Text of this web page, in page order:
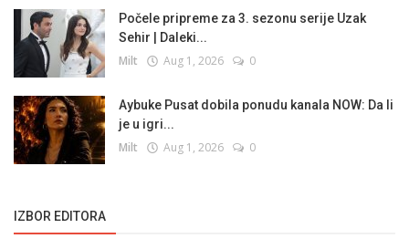
Počele pripreme za 3. sezonu serije Uzak
Sehir | Daleki...
Milt Aug 1, 2026 0
Aybuke Pusat dobila ponudu kanala NOW: Da li
je u igri...
Milt Aug 1, 2026 0
IZBOR EDITORA